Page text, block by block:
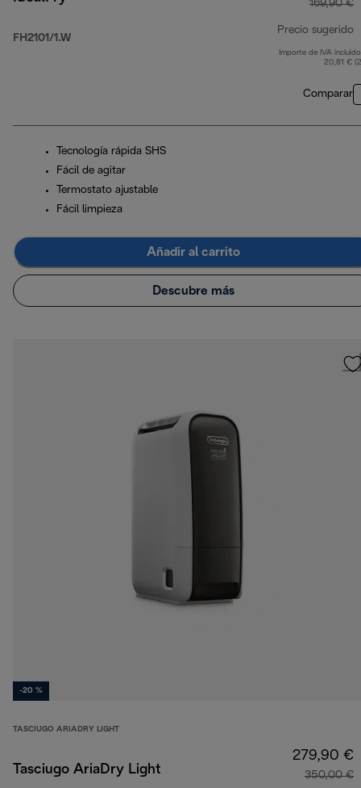
FH2101/1.W
169,90 €
Precio sugerido
Importe de IVA
20,81 €
Comparar
Tecnología rápida SHS
Fácil de agitar
Termostato ajustable
Fácil limpieza
Añadir al carrito
Descubre más
-20 %
TASCIUGO ARIADRY LIGHT
Tasciugo AriaDry Light
279,90 €
350,00 €